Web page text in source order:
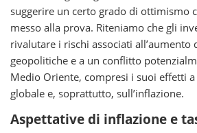
suggerire un certo grado di ottimismo
messo alla prova. Riteniamo che gli
rivalutare i rischi associati all’aumento
geopolitiche e a un conflitto
Medio Oriente, compresi i suoi effetti a
globale e, soprattutto, sull’inflazione.
Aspettative di inflazione e